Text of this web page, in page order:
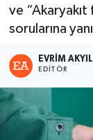
ve “Akaryakıt
sorularına
EVRIM
EDITÖR